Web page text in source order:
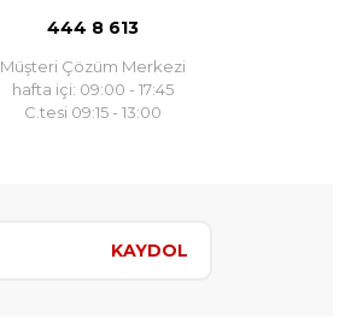
444 8 613
Müşteri Çözüm Merkezi
hafta içi: 09:00 - 17:45
C.tesi 09:15 - 13:00
KAYDOL